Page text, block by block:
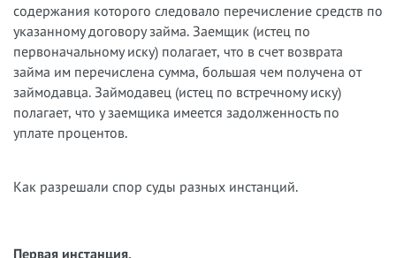
содержания которого следовало перечисление средств по
указанному договору займа. Заемщик (истец по
первоначальному иску) полагает, что в счет возврата
займа им перечислена сумма, большая чем получена от
займодавца. Займодавец (истец по встречному иску)
полагает, что у заемщика имеется задолженность по
уплате процентов.
Как разрешали спор суды разных инстанций.
Первая инстанция.